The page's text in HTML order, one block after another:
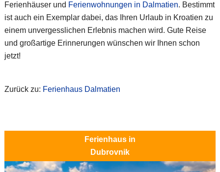
Ferienhäuser und Ferienwohnungen in Dalmatien. Bestimmt
ist auch ein Exemplar dabei, das Ihren Urlaub in Kroatien zu
einem unvergesslichen Erlebnis machen wird. Gute Reise
und großartige Erinnerungen wünschen wir Ihnen schon
jetzt!
Zurück zu: Ferienhaus Dalmatien
Ferienhaus in
Dubrovnik